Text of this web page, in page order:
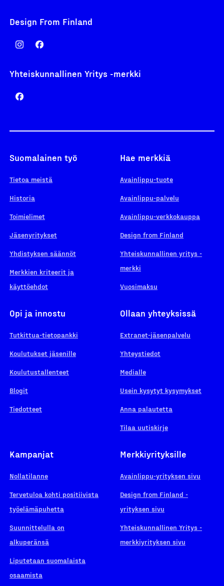
Design From Finland
Yhteiskunnallinen Yritys -merkki
Suomalainen työ
Tietoa meistä
Historia
Toimielimet
Jäsenyritykset
Yhdistyksen säännöt
Merkkien kriteerit ja
käyttöehdot
Hae merkkiä
Avainlippu-tuote
Avainlippu-palvelu
Avainlippu-verkkokauppa
Design from Finland
Yhteiskunnallinen yritys -
merkki
Vuosimaksu
Opi ja innostu
Tutkittua-tietopankki
Koulutukset jäsenille
Koulutustallenteet
Blogit
Tiedotteet
Ollaan yhteyksissä
Extranet-jäsenpalvelu
Yhteystiedot
Medialle
Usein kysytyt kysymykset
Anna palautetta
Tilaa uutiskirje
Kampanjat
Nollatilanne
Tervetuloa kohti positiivista
työelämäpuhetta
Suunnittelulla on
alkuperänsä
Liputetaan suomalaista
osaamista
Merkkiyrityksille
Avainlippu-yrityksen sivu
Design from Finland -
yrityksen sivu
Yhteiskunnallinen Yritys -
merkkiyrityksen sivu